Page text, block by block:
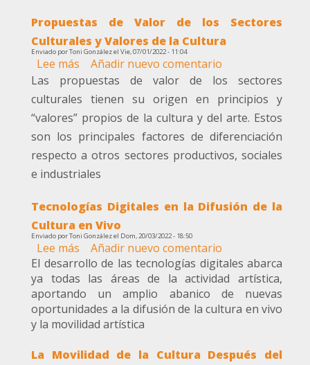
Valores
Culturales
en
Difusión
de
las
Artes
Propuestas de Valor de los Sectores
Culturales y Valores de la Cultura
Enviado porToni Gonzálezel Vie, 07/01/2022 - 11:04
Lee más sobre
Propuestas
de
de
los
Sectores
Culturales
Valores
de
la
Cultura
Añadir nuevo comentario
Las propuestas de valor de los sectores
culturales tienen su origen en principios y
“valores” propios de la cultura y del arte. Estos
son los principales factores de diferenciación
respecto a otros sectores productivos, sociales
e industriales
Tecnologías Digitales en la Difusión de la
Cultura en Vivo
Enviado porToni Gonzálezel Dom, 20/03/2022 - 18:50
Lee más sobre
Tecnologías
Digitales
en
la
Difusión
la
Añadir nuevo comentario
El desarrollo de las tecnologías digitales abarca
ya todas las áreas de la actividad artística,
aportando un amplio abanico de nuevas
oportunidades a la difusión de la cultura en vivo
y la movilidad artística
La Movilidad de la Cultura Después del